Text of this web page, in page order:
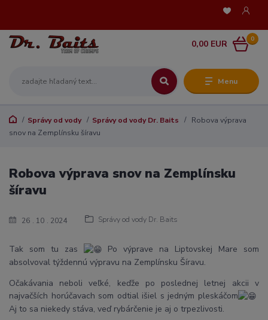
Menu
0
0,00 EUR
Správy od vody Správy od vody Dr. Baits
Robova výprava
snov na Zemplínsku šíravu
26 10 2024 Správy od vody Dr. Baits
Robova výprava snov na Zemplínsku
šíravu
Tak som tu zas
Po výprave na Liptovskej Mare som
absolvoval týždennú výpravu na Zemplínsku Šíravu.
Očakávania neboli veľké, keďže po poslednej letnej akcii v
najvačších horúčavach som odtial išiel s jedným pleskáčom
Aj to sa niekedy stáva, veď rybárčenie je aj o trpezlivosti.